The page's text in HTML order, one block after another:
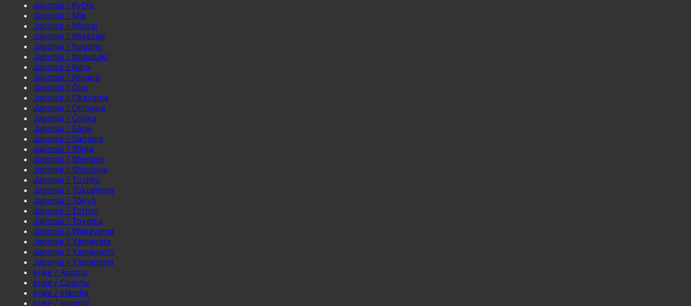
Japonia / Kyōto
Japonia / Mie
Japonia / Miyagi
Japonia / Miyazaki
Japonia / Nagano
Japonia / Nagasaki
Japonia / Nara
Japonia / Niigata
Japonia / Ōita
Japonia / Okayama
Japonia / Okinawa
Japonia / Ōsaka
Japonia / Saga
Japonia / Saitama
Japonia / Shiga
Japonia / Shimane
Japonia / Shizuoka
Japonia / Tochigi
Japonia / Tokushima
Japonia / Tōkyō
Japonia / Tottori
Japonia / Toyama
Japonia / Wakayama
Japonia / Yamagata
Japonia / Yamaguchi
Japonia / Yamanashi
kraje / Austria
kraje / Czechy
kraje / Irlandia
kraje / Islandia